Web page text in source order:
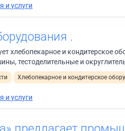
и услуги
.
хлебопекарное и кондитерское
тестоделительные и
Хлебопекарное и кондитерское
и услуги